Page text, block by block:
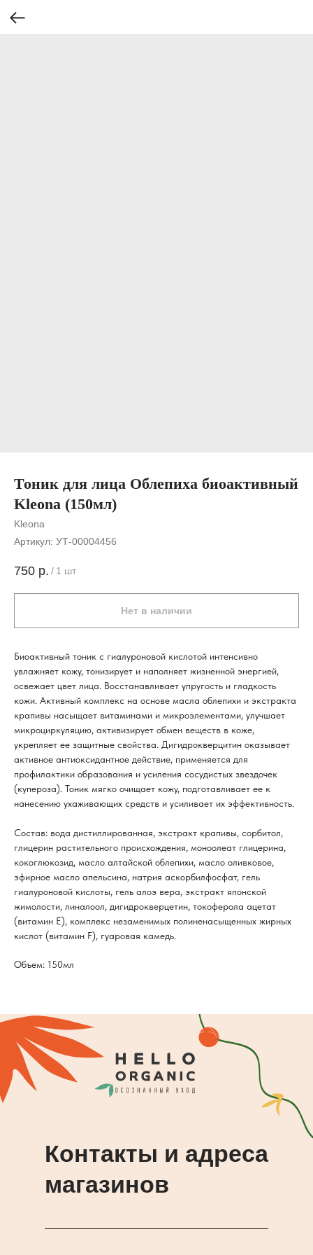
Тоник для лица Облепиха биоактивный
Kleona (150мл)
Kleona
Артикул: УТ-00004456
750 р. / 1 шт
Нет в наличии
Биоактивный тоник с гиалуроновой кислотой интенсивно
увлажняет кожу, тонизирует и наполняет жизненной энергией,
освежает цвет лица. Восстанавливает упругость и гладкость
кожи. Активный комплекс на основе масла облепихи и экстракта
крапивы насыщает витаминами и микроэлементами, улучшает
микроциркуляцию, активизирует обмен веществ в коже,
укрепляет ее защитные свойства. Дигидрокверцитин оказывает
активное антиоксидантное действие, применяется для
профилактики образования и усиления сосудистых звездочек
(купероза). Тоник мягко очищает кожу, подготавливает ее к
нанесению ухаживающих средств и усиливает их эффективность.
Состав: вода дистиллированная, экстракт крапивы, сорбитол,
глицерин растительного происхождения, моноолеат глицерина,
кокоглюкозид, масло алтайской облепихи, масло оливковое,
эфирное масло апельсина, натрия аскорбилфосфат, гель
гиалуроновой кислоты, гель алоэ вера, экстракт японской
жимолости, линалоол, дигидрокверцетин, токоферола ацетат
(витамин Е), комплекс незаменимых полиненасыщенных жирных
кислот (витамин F), гуаровая камедь.
Объем: 150мл
Контакты и адреса
магазинов